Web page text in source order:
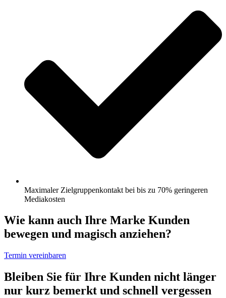
Maximaler Zielgruppenkontakt bei bis zu 70% geringeren
Mediakosten
Wie kann auch Ihre Marke Kunden
bewegen und magisch anziehen?
Termin vereinbaren
Bleiben Sie für Ihre Kunden nicht länger
nur kurz bemerkt und schnell vergessen